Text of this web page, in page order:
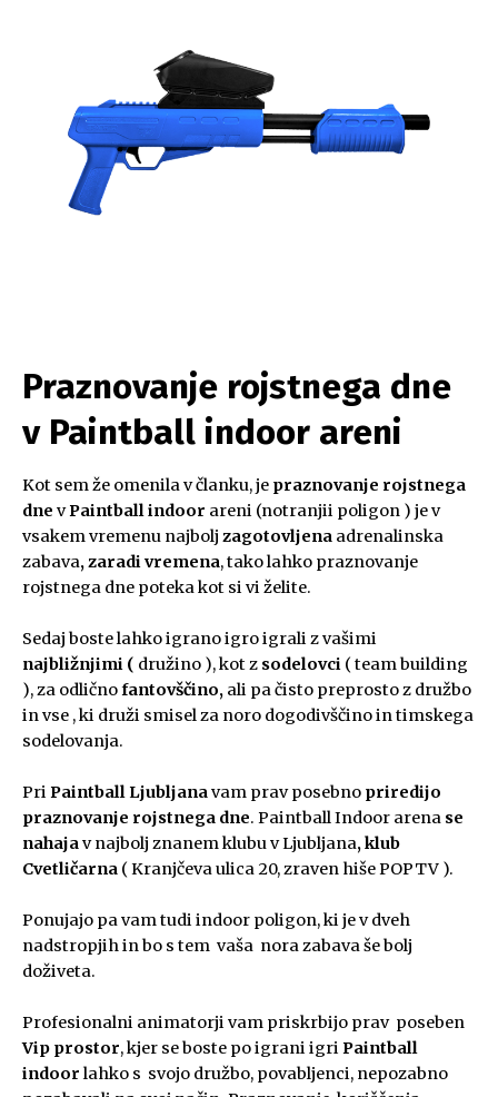
Praznovanje rojstnega dne
v Paintball indoor areni
Kot sem že omenila v članku, je praznovanje rojstnega
dne vPaintball indoor areni (notranjii poligon ) je v
vsakem vremenu najboljzagotovljena adrenalinska
zabava, zaradi vremena, tako lahko praznovanje
rojstnega dne poteka kot si vi želite.
Sedaj boste lahko igrano igro igrali z vašimi
najbližnjimi ( družino ), kot z sodelovci ( team building
), za odličnofantovščino, ali pa čisto preprosto z družbo
in vse , ki druži smisel za noro dogodivščino in timskega
sodelovanja.
PriPaintball Ljubljanavam prav posebno priredijo
praznovanje rojstnega dne. Paintball Indoor arena se
nahajav najbolj znanem klubu v Ljubljana, klub
Cvetličarna ( Kranjčeva ulica 20, zraven hiše POPTV ).
Ponujajo pa vam tudi indoor poligon, ki je v dveh
nadstropjih in bo s tem vaša nora zabava še bolj
doživeta.
Profesionalni animatorji vam priskrbijo prav poseben
Vip prostor, kjer se boste po igrani igriPaintball
indoorlahko s svojo družbo, povabljenci, nepozabno